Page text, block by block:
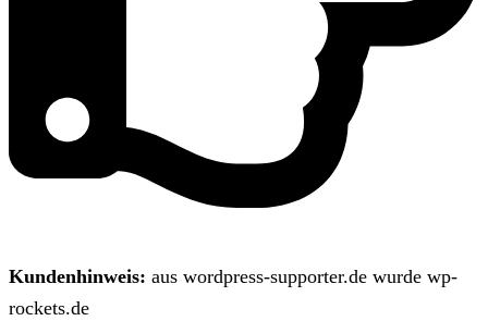
Kundenhinweis: aus wordpress-supporter.de wurde wp-
rockets.de